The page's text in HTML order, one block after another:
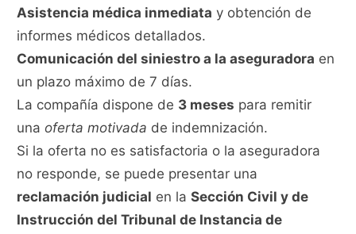
Asistencia médica inmediata y obtención de
informes médicos detallados.
Comunicación del siniestro a la aseguradora en
un plazo máximo de 7 días.
La compañía dispone de 3 meses para remitir
unaoferta motivada de indemnización.
Si la oferta no es satisfactoria o la aseguradora
no responde, se puede presentar una
reclamación judicial en laSección Civil y de
Instrucción del Tribunal de Instancia de